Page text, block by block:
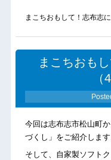
まこちおもして！志布志
まこちおも
今回は志布志市松山町
づくし」をご紹介しま
そして、自家製ソフト